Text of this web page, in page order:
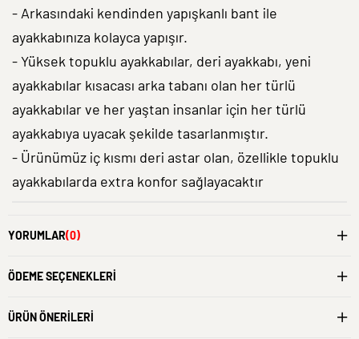
- Arkasındaki kendinden yapışkanlı bant ile
ayakkabınıza kolayca yapışır.
- Yüksek topuklu ayakkabılar, deri ayakkabı, yeni
ayakkabılar kısacası arka tabanı olan her türlü
ayakkabılar ve her yaştan insanlar için her türlü
ayakkabıya uyacak şekilde tasarlanmıştır.
- Ürünümüz iç kısmı deri astar olan, özellikle topuklu
ayakkabılarda extra konfor sağlayacaktır
YORUMLAR(0)
ÖDEME SEÇENEKLERI
ÜRÜN ÖNERILERI